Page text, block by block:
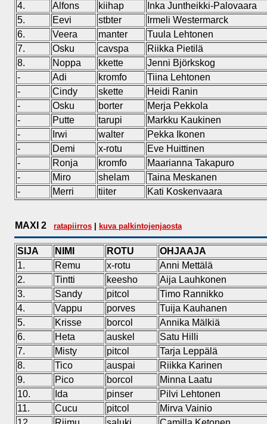
4.
Alfons kiihap
Inka Juntheikki-Palovaara
5.
Eevi stbter
Irmeli Westermarck
6.
Veera manter
Tuula Lehtonen
7.
Osku cavspa
Riikka Pietilä
8.
Noppa kkette
Jenni Björkskog
-
Adi kromfo
Tiina Lehtonen
-
Cindy skette
Heidi Ranin
-
Osku borter
Merja Pekkola
-
Putte tarupi
Markku Kaukinen
-
Irwi walter
Pekka Ikonen
-
Demi x-rotu
Eve Huittinen
-
Ronja kromfo
Maarianna Takapuro
-
Miro shelam
Taina Meskanen
-
Merri tiiter Kati Koskenvaara
MAXI 2 ratapiirros kuva palkintojenjaosta
SIJA NIMI ROTU
OHJAAJA
1.
Remu x-rotu
Anni Mettälä
2.
Tintti keesho
Aija Lauhkonen
3.
Sandy pitcol
Timo Rannikko
4.
Vappu porves
Tuija Kauhanen
5.
Krisse borcol
Annika Mälkiä
6.
Heta auskel
Satu Hilli
7.
Misty pitcol
Tarja Leppälä
8.
Tico auspai
Riikka Karinen
9.
Pico borcol
Minna Laatu
10.
Ida pinser
Pilvi Lehtonen
11.
Cucu pitcol
Mirva Vainio